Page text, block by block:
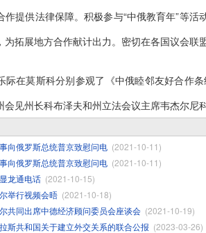
作提供法律保障。积极参与“中俄教育年”等
为拓展地方合作献计出力。密切在各国议会
际在莫斯科分别参观了《中俄睦邻友好合作
会见州长科布泽夫和州立法会议主席韦杰尔
向俄罗斯总统普京致慰问电 (2021-10-11)
向俄罗斯总统普京致慰问电 (2021-10-11)
龙通电话 (2021-10-15)
举行视频会晤 (2021-10-18)
共同出席中德经济顾问委员会座谈会 (2021-10-19)
斯共和国关于建立外交关系的联合公报 (2023-03-26)